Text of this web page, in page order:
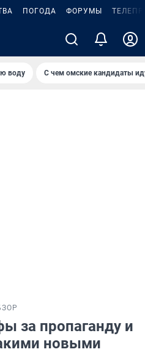
ПОГОДА ФОРУМЫ
воду С чем омские кандидаты
за пропаганду и
новыми